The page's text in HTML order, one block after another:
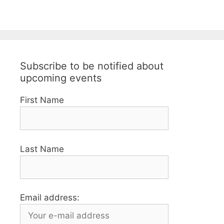
Subscribe to be notified about
upcoming events
First Name
Last Name
Email address: